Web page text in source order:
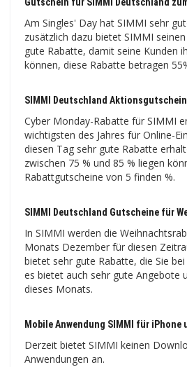
Am Singles' Day hat SIMMI sehr
zusätzlich dazu bietet SIMMI
gute Rabatte, damit seine Kunden
können, diese Rabatte betragen
SIMMI Deutschland
Cyber ​​​​Monday-Rabatte für SIMMI
wichtigsten des Jahres für Online-
diesen Tag sehr gute Rabatte
zwischen 75 % und 85 % liegen
Rabattgutscheine von 5 finden %.
SIMMI Deutschland Gutscheine für
In SIMMI werden die
Monats Dezember für diesen
bietet sehr gute Rabatte, die Sie
es bietet auch sehr gute Angebote
dieses Monats.
Mobile Anwendung SIMMI für iPhone
Derzeit bietet SIMMI keinen
Anwendungen an.